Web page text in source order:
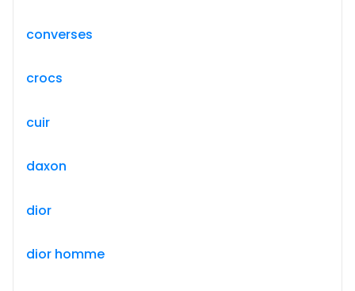
converses
crocs
cuir
daxon
dior
dior homme